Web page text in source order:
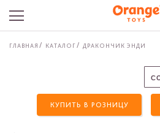
ГЛАВНАЯ КАТАЛОГ ДРАКОНЧИК ЭНДИ
КУПИТЬ В РОЗНИЦУ